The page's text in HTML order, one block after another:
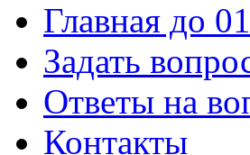
Главная до
Задать
Ответы на
Контакты